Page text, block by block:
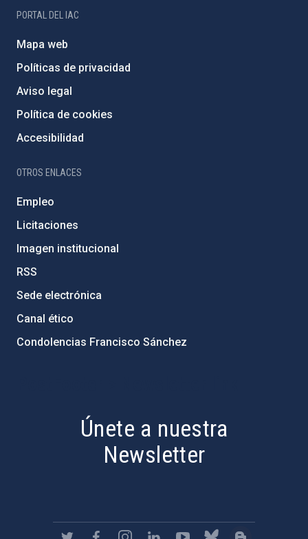
PORTAL DEL IAC
Mapa web
Políticas de privacidad
Aviso legal
Política de cookies
Accesibilidad
OTROS ENLACES
Empleo
Licitaciones
Imagen institucional
RSS
Sede electrónica
Canal ético
Condolencias Francisco Sánchez
Únete a nuestra
Newsletter